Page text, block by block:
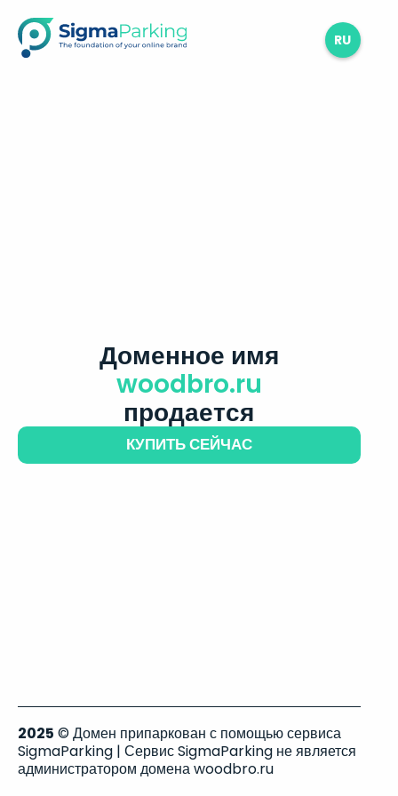
RU
Доменное имя
woodbro.ru
продается
КУПИТЬ СЕЙЧАС
2025 © Домен припаркован с помощью сервиса
SigmaParking | Сервис SigmaParking не является
администратором домена woodbro.ru